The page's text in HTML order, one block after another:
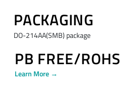
PACKAGING
DO-214AA(SMB) package
PB FREE/ROHS
Learn More →